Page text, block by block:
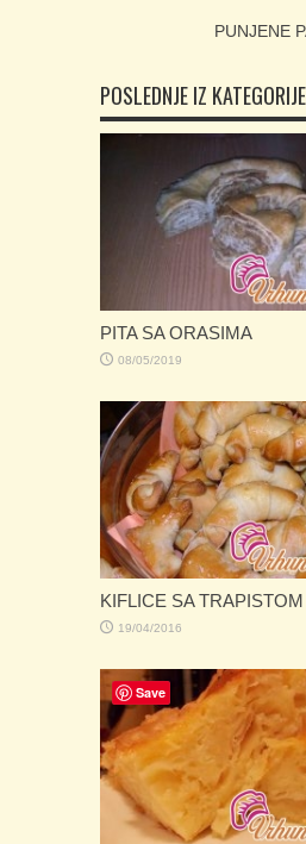
PUNJENE
POSLEDNJE IZ KATEGORIJE
PITA SA ORASIMA
08/05/2019
KIFLICE SA TRAPISTOM
19/04/2016
Save